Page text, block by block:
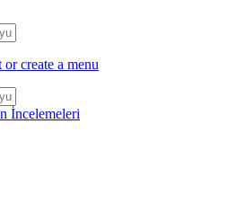
create a menu